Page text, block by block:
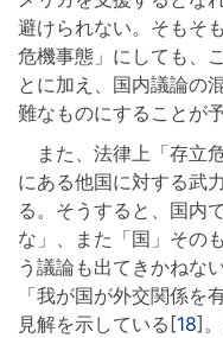
避けられない。そもそ
危機事態」にしても、
とに加え、国内議論の
難なものにすることが
また、法律上「存立
にある他国に対する武
る。そうすると、国内
な」、また「国」その
う議論も出てきかねな
「我が国が外交関係を
見解を示している[18]